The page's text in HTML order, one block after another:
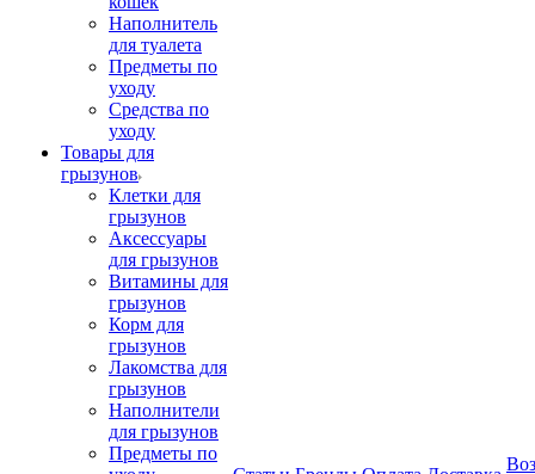
Наполнитель
для туалета
Предметы по
уходу
Средства по
уходу
Товары для
грызунов
Клетки для
грызунов
Аксессуары
для грызунов
Витамины для
грызунов
Корм для
грызунов
Лакомства для
грызунов
Наполнители
для грызунов
Предметы по